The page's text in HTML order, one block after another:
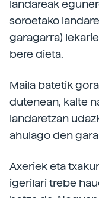
landareak
soroetako
garagarra)
bere dieta.
Maila batetik
dutenean, kalte
landaretzan
ahulago den
Axeriek eta
igerilari trebe